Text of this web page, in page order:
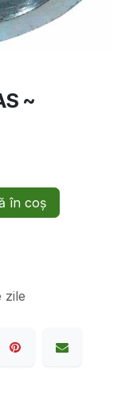
~
în coș
zile